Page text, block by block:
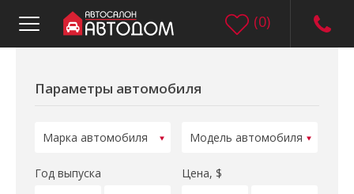
(0)
Параметры автомобиля
Год выпуска Цена, $